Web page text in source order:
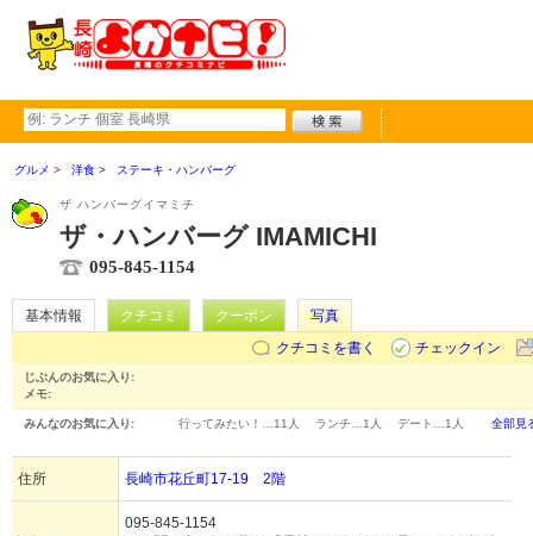
グルメ 洋食 ステーキ・ハンバーグ
ザ ハンバーグイマミチ
ザ・ハンバーグ IMAMICHI
095-845-1154
基本情報 クチコミ クーポン
写真
クチコミを書く
チェックイン
じぶんのお気に入り:
メモ:
みんなのお気に入り: 行ってみたい！… 11人 ランチ… 1人 デート… 1人 全部見
住所 長崎市花丘町17-19 2階
095-845-1154